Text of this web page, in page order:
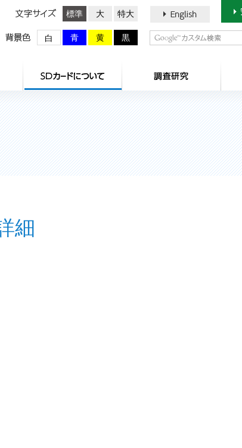
文字サイズ
標準 大 特大
背景色
白 青 黄 黒
細